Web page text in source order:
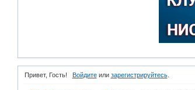
Привет, Гость! Войдитеили зарегистрируйтесь.